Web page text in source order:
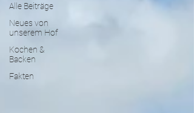
Alle Beiträge
Neues von
unserem Hof
Kochen &
Backen
Fakten